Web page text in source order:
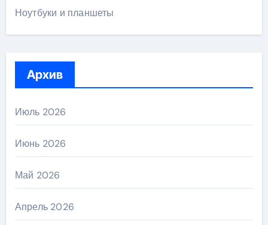
Ноутбуки и планшеты
Архив
Июль 2026
Июнь 2026
Май 2026
Апрель 2026